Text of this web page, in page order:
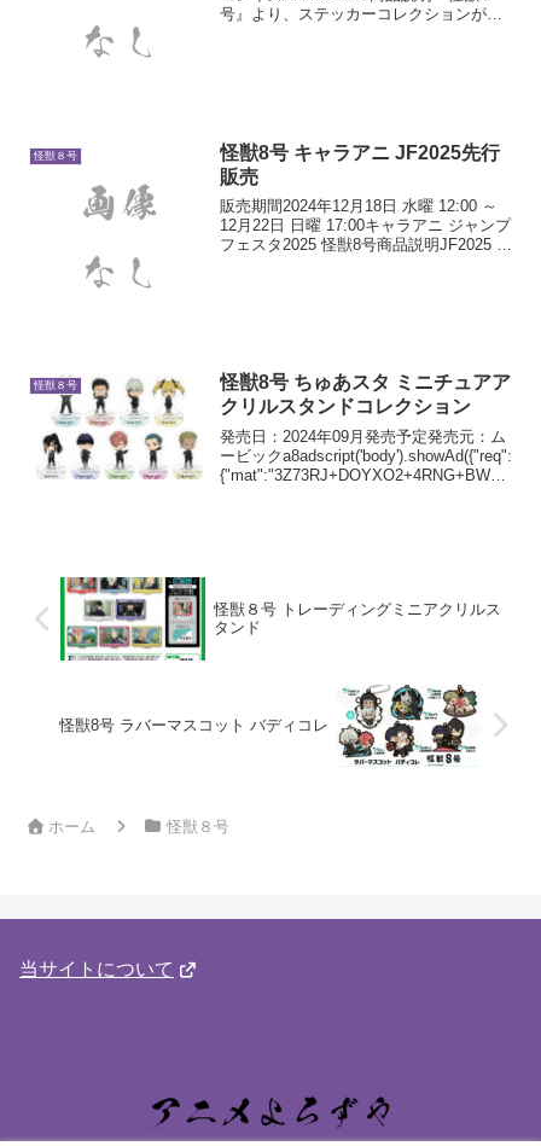
号』より、ステッカーコレクションが登
怪獣８号
怪獣8号 キャラアニ JF2025先行
販売
販売期間2024年12月18日 水曜 12:00 ～
12月22日 日曜 17:00キャラアニ ジャンプ
フェスタ2025 怪獣8号商品説明JF2025 キ
怪獣８号
怪獣8号 ちゅあスタ ミニチュアア
クリルスタンドコレクション
発売日：2024年09月発売予定発売元：ム
ービックa8adscript('body').showAd({"req":
{"mat":"3Z73RJ+DOYXO2+4RNG+BWGD
怪獣８号 トレーディングミニアクリルス
タンド
怪獣8号 ラバーマスコット バディコレ
ホーム 怪獣８号
当サイトについて